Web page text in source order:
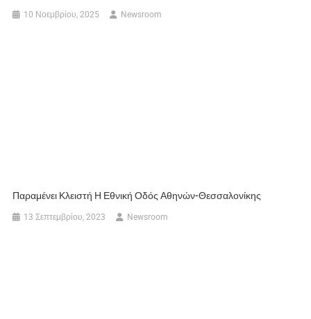
10 Νοεμβρίου, 2025 Newsroom
Παραμένει Κλειστή Η Εθνική Οδός Αθηνών-Θεσσαλονίκης
13 Σεπτεμβρίου, 2023 Newsroom